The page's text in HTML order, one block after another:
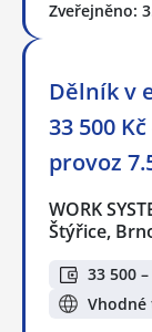
Zveřejněno:
Dělník v
33 500
provoz
WORK
Štýřice,
33 500
Vhodné